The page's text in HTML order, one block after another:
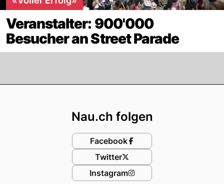
Veranstalter: 900'000
Besucher an Street Parade
Nau.ch folgen
Facebook
Twitter
Instagram